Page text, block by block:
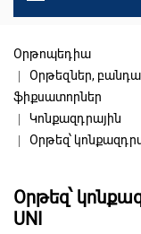
Օրթոպեդիա
Օրթեզներ,
ֆիքսատորներ
Կոնքազդրային
Օրթեզ՝
Օրթեզ՝
UNI